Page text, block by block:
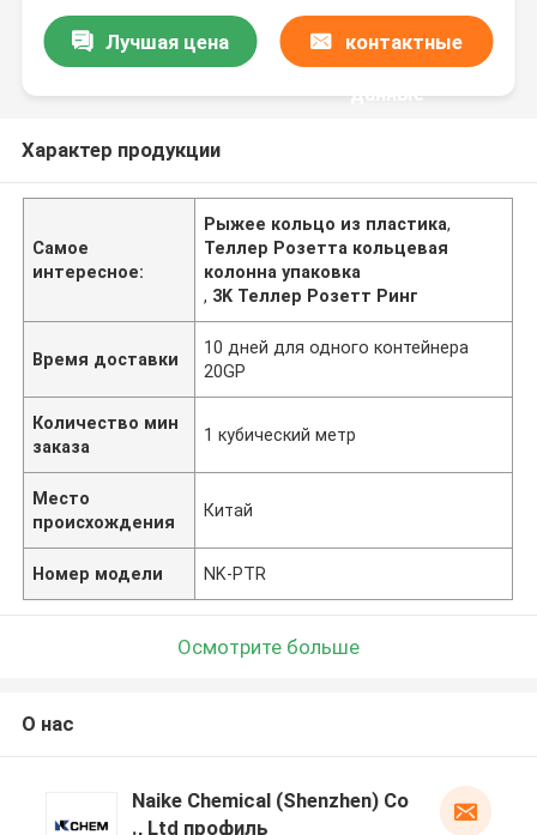
Лучшая цена контактные
данные
Характер продукции
Самое
интересное:
Рыжее кольцо из пластика,
Теллер Розетта кольцевая
колонна упаковка
, 3K Теллер Розетт Ринг
Время доставки
10 дней для одного контейнера
20GP
Количество мин
заказа
1 кубический метр
Место
происхождения
Китай
Номер модели NK-PTR
Осмотрите больше
О нас
Naike Chemical (Shenzhen) Co
., Ltd профиль